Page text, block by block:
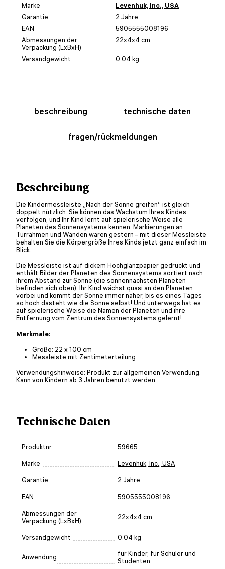
Marke
Levenhuk, Inc., USA
Garantie
2 Jahre
EAN
5905555008196
Abmessungen der
Verpackung (LxBxH)
22x4x4 cm
Versandgewicht 0.04 kg
beschreibung technische daten
fragen/rückmeldungen
Beschreibung
Die Kindermessleiste „Nach der Sonne greifen“ ist gleich
doppelt nützlich: Sie können das Wachstum Ihres Kindes
verfolgen, und Ihr Kind lernt auf spielerische Weise alle
Planeten des Sonnensystems kennen. Markierungen an
Türrahmen und Wänden waren gestern – mit dieser Messleiste
behalten Sie die Körpergröße Ihres Kinds jetzt ganz einfach im
Blick.
Die Messleiste ist auf dickem Hochglanzpapier gedruckt und
enthält Bilder der Planeten des Sonnensystems sortiert nach
ihrem Abstand zur Sonne (die sonnennächsten Planeten
befinden sich oben). Ihr Kind wächst quasi an den Planeten
vorbei und kommt der Sonne immer näher, bis es eines Tages
so hoch dasteht wie die Sonne selbst! Und unterwegs hat es
auf spielerische Weise die Namen der Planeten und ihre
Entfernung vom Zentrum des Sonnensystems gelernt!
Merkmale:
Größe: 22 x 100 cm
Messleiste mit Zentimeterteilung
Verwendungshinweise: Produkt zur allgemeinen Verwendung.
Kann von Kindern ab 3 Jahren benutzt werden.
Technische Daten
Produktnr. 59665
Marke Levenhuk, Inc., USA
Garantie 2 Jahre
EAN 5905555008196
Abmessungen der
Verpackung (LxBxH)
22x4x4 cm
Versandgewicht 0.04 kg
Anwendung
für Kinder, für Schüler und
Studenten